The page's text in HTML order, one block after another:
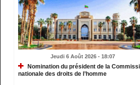
Jeudi 6 Août 2026 - 18:07
Nomination du président de la
nationale des droits de l’homme